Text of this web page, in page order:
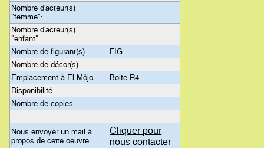
Nombre d'acteur(s)
"femme":
Nombre d'acteur(s)
"enfant":
Nombre de figurant(s):
FIG
Nombre de décor(s):
Emplacement à El Môjo:
Boite R4
Disponibilité:
Nombre de copies:
Nous envoyer un mail à
propos de cette oeuvre
Cliquer pour
nous contacter